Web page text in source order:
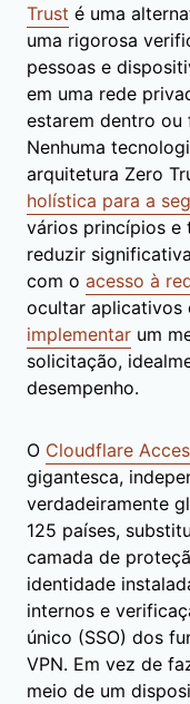
Trust é uma
uma rigorosa
pessoas e
em uma rede
estarem dentro
Nenhuma
arquitetura Zero
holística para a
vários princípios e
reduzir
com o acesso à
ocultar aplicativos
implementar um
solicitação,
desempenho.
O Cloudflare
gigantesca,
verdadeiramente
125 países,
camada de
identidade
internos e
único (SSO) dos
VPN. Em vez de
meio de um